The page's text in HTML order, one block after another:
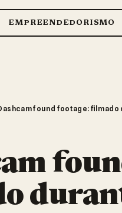
EMPREENDEDORISMO
found footage: filmado